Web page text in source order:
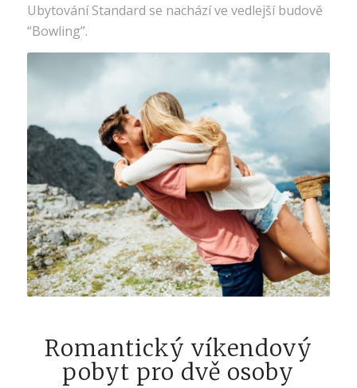
Ubytování Standard se nachází ve vedlejší budově
“Bowling”.
Romantický víkendový
pobyt pro dvě osoby